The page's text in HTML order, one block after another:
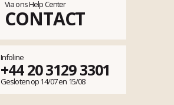
Via ons Help Center
CONTACT
Infoline
+44 20 3129 3301
Gesloten op 14/07 en 15/08